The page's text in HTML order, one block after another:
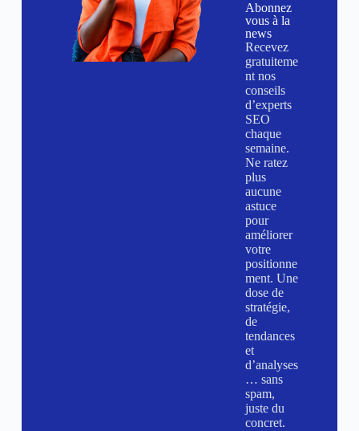
Abonnez
vous à la
news
Recevez
gratuiteme
nt nos
conseils
d’experts
SEO
chaque
semaine.
Ne ratez
plus
aucune
astuce
pour
améliorer
votre
positionne
ment. Une
dose de
stratégie,
de
tendances
et
d’analyses
… sans
spam,
juste du
concret.